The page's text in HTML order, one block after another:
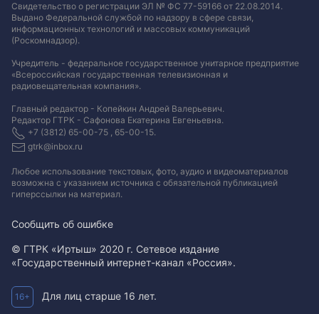
Свидетельство о регистрации ЭЛ № ФС 77-59166 от 22.08.2014.
Выдано Федеральной службой по надзору в сфере связи,
информационных технологий и массовых коммуникаций
(Роскомнадзор).
Учредитель - федеральное государственное унитарное предприятие
«Всероссийская государственная телевизионная и
радиовещательная компания».
Главный редактор - Копейкин Андрей Валерьевич.
Редактор ГТРК - Сафонова Екатерина Евгеньевна.
+7 (3812) 65-00-75 , 65-00-15.
gtrk@inbox.ru
Любое использование текстовых, фото, аудио и видеоматериалов
возможна с указанием источника с обязательной публикацией
гиперссылки на материал.
Сообщить об ошибке
© ГТРК «Иртыш» 2020 г. Сетевое издание
«Государственный интернет-канал «Россия».
16+ Для лиц старше 16 лет.